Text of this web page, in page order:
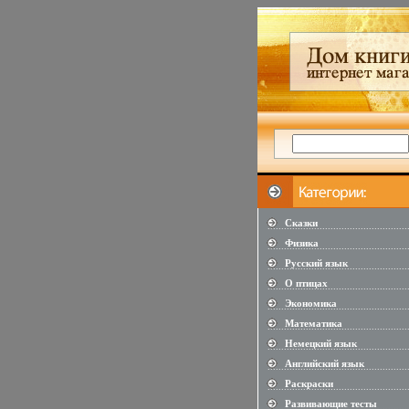
Сказки
Физика
Русский язык
О птицах
Экономика
Математика
Немецкий язык
Английский язык
Раскраски
Развивающие тесты